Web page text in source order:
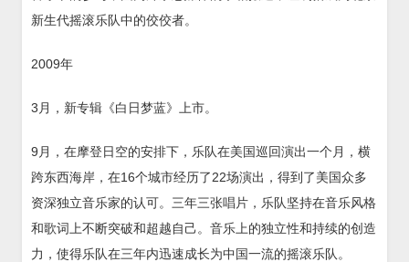
新生代摇滚乐队中的佼佼者。
2009年
3月，新专辑《白日梦蓝》上市。
9月，在摩登日空的安排下，乐队在美国巡回演出一个月，横
跨东西海岸，在16个城市经历了22场演出，得到了美国众多
资深独立音乐家的认可。三年三张唱片，乐队坚持在音乐风格
和歌词上不断突破和超越自己。音乐上的独立性和持续的创造
力，使得乐队在三年内迅速成长为中国一流的摇滚乐队。